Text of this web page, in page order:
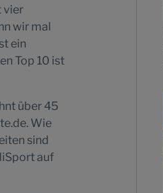
vier
wir mal
ein
Top 10 ist
über 45
Wie
sind
auf